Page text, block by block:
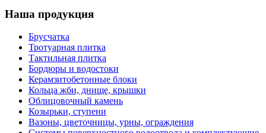
Наша продукция
Брусчатка
Тротуарная плитка
Тактильная плитка
Бордюры и водостоки
Керамзитобетонные блоки
Кольца жби, днище, крышки
Облицовочный камень
Козырьки, ступени
Вазоны, цветочницы, урны, ограждения